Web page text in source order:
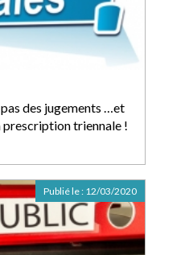
des jugements …et
prescription triennale !
Publié le : 12/03/2020